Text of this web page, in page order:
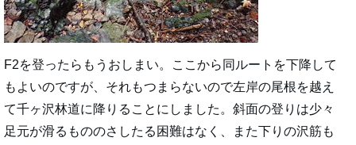
F2を登ったらもうおしまい。ここから同ルートを下降して
もよいのですが、それもつまらないので左岸の尾根を越え
て千ヶ沢林道に降りることにしました。斜面の登りは少々
足元が滑るもののさしたる困難はなく、また下りの沢筋も